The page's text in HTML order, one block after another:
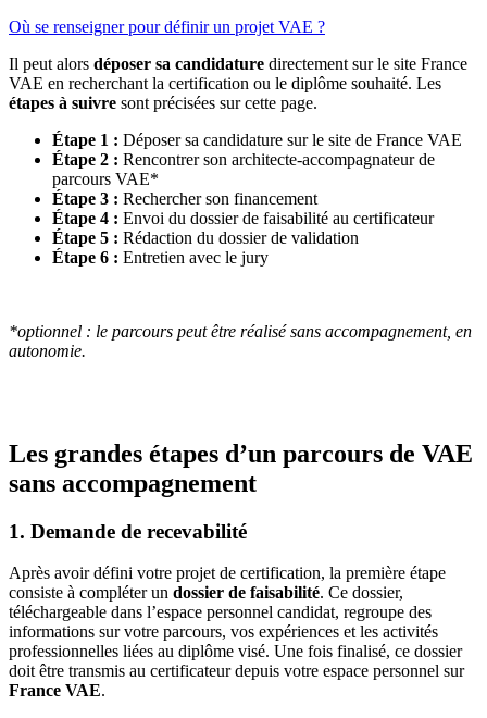
Où se renseigner pour définir un projet VAE ?
Il peut alors déposer sa candidature directement sur le site France
VAE en recherchant la certification ou le diplôme souhaité. Les
étapes à suivre sont précisées sur cette page.
Étape 1 : Déposer sa candidature sur le site de France VAE
Étape 2 : Rencontrer son architecte-accompagnateur de
parcours VAE*
Étape 3 : Rechercher son financement
Étape 4 : Envoi du dossier de faisabilité au certificateur
Étape 5 : Rédaction du dossier de validation
Étape 6 : Entretien avec le jury
*optionnel : le parcours peut être réalisé sans accompagnement, en
autonomie.
Les grandes étapes d’un parcours de VAE
sans accompagnement
1. Demande de recevabilité
Après avoir défini votre projet de certification, la première étape
consiste à compléter un dossier de faisabilité. Ce dossier,
téléchargeable dans l’espace personnel candidat, regroupe des
informations sur votre parcours, vos expériences et les activités
professionnelles liées au diplôme visé. Une fois finalisé, ce dossier
doit être transmis au certificateur depuis votre espace personnel sur
France VAE.